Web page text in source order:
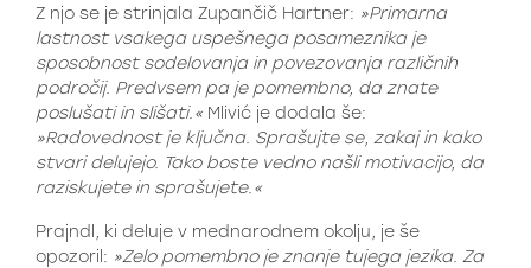
Z njo se je strinjala Zupančič Hartner: »Primarna
lastnost vsakega uspešnega posameznika je
sposobnost sodelovanja in povezovanja različnih
področij. Predvsem pa je pomembno, da znate
poslušati in slišati.« Mlivić je dodala še:
»Radovednost je ključna. Sprašujte se, zakaj in kako
stvari delujejo. Tako boste vedno našli motivacijo, da
raziskujete in sprašujete.«
Prajndl, ki deluje v mednarodnem okolju, je še
opozoril: »Zelo pomembno je znanje tujega jezika. Za